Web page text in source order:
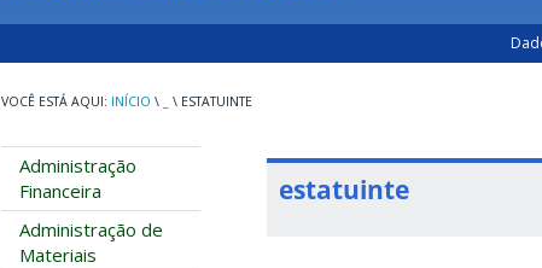
INÍCIO \ \ ESTATUINTE
Administração
Financeira
Administração de
Materiais
estatuinte